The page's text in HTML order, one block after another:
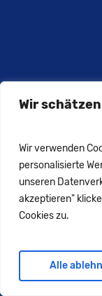
Wir
Wir verwenden
personalisierte
unseren
akzeptieren"
Cookies zu.
Alle
NÜTZLICHE
Impressum
WIE SIE